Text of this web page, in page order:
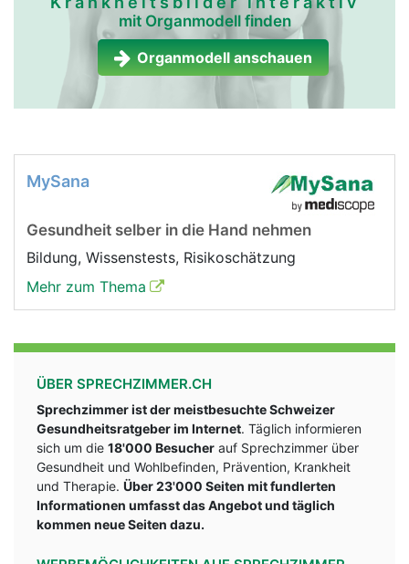
mit Organmodell finden
Organmodell anschauen
MySana
Gesundheit selber in die Hand nehmen
Bildung, Wissenstests, Risikoschätzung
Mehr zum Thema
ÜBER SPRECHZIMMER.CH
Sprechzimmer ist der meistbesuchte Schweizer
Gesundheitsratgeber im Internet. Täglich informieren
sich um die 18'000 Besucher auf Sprechzimmer über
Gesundheit und Wohlbefinden, Prävention, Krankheit
und Therapie. Über 23'000 Seiten mit fundlerten
Informationen umfasst das Angebot und täglich
kommen neue Seiten dazu.